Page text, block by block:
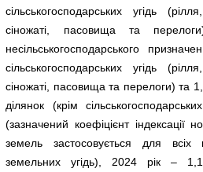
сільськогосподарських угідь
сіножаті, пасовища та
несільськогосподарського
сільськогосподарських угідь
сіножаті, пасовища та перелоги) та
ділянок (крім
(зазначений коефіцієнт індексації
земель застосовується для всіх
земельних угідь), 2024 рік –